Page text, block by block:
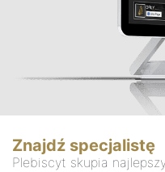
Znajdź specjalistę
Plebiscyt skupia